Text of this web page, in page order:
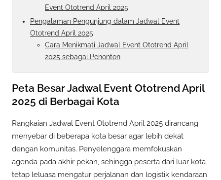
Event Ototrend April 2025
Pengalaman Pengunjung dalam Jadwal Event
Ototrend April 2025
Cara Menikmati Jadwal Event Ototrend April
2025 sebagai Penonton
Peta Besar Jadwal Event Ototrend April
2025 di Berbagai Kota
Rangkaian Jadwal Event Ototrend April 2025 dirancang
menyebar di beberapa kota besar agar lebih dekat
dengan komunitas. Penyelenggara memfokuskan
agenda pada akhir pekan, sehingga peserta dari luar kota
tetap leluasa mengatur perjalanan dan logistik kendaraan